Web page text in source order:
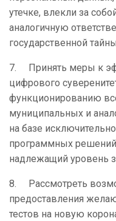
утечке, влекли за
аналогичную
государственной
7. Принять меры к
цифрового
функционированию
муниципальных и
на базе
программных решений
надлежащий уровень
8. Рассмотреть
предоставления
тестов на новую